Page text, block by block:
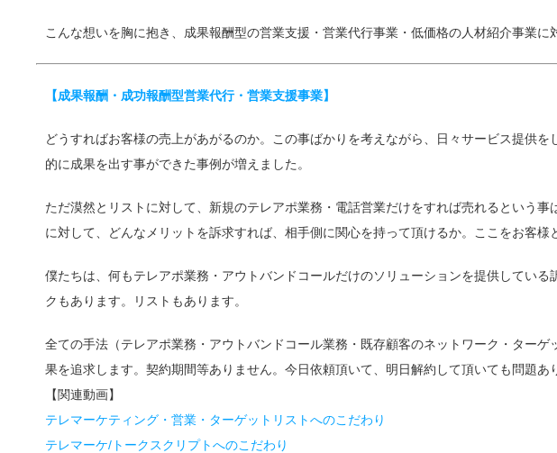
こんな想いを胸に抱き、成果報酬型の営業支援・営業代行事業・低価格の人材紹介事業に
【成果報酬・成功報酬型営業代行・営業支援事業】
どうすればお客様の売上があがるのか。この事ばかりを考えながら、日々サービス提供
的に成果を出す事ができた事例が増えました。
ただ漠然とリストに対して、新規のテレアポ業務・電話営業だけをすれば売れるという
に対して、どんなメリットを訴求すれば、相手側に関心を持って頂けるか。ここをお客様
僕たちは、何もテレアポ業務・アウトバンドコールだけのソリューションを提供してい
クもあります。リストもあります。
全ての手法（テレアポ業務・アウトバンドコール業務・既存顧客のネットワーク・ター
果を追求します。契約期間等ありません。今日依頼頂いて、明日解約して頂いても問題あ
【関連動画】
テレマーケティング・営業・ターゲットリストへのこだわり
テレマーケ/トークスクリプトへのこだわり